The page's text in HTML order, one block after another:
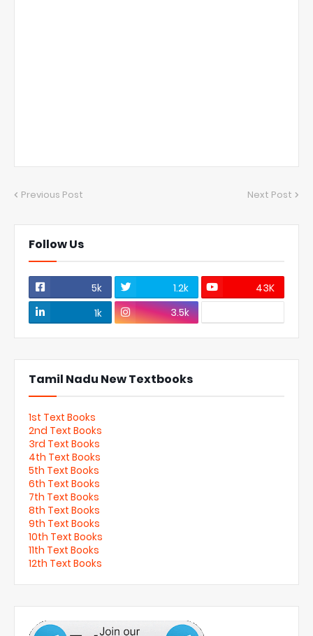
Previous Post Next Post
Follow Us
5k 1.2k
43K
1k
3.5k
Tamil Nadu New Textbooks
1st Text Books
2nd Text Books
3rd Text Books
4th Text Books
5th Text Books
6th Text Books
7th Text Books
8th Text Books
9th Text Books
10th Text Books
11th Text Books
12th Text Books